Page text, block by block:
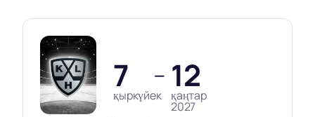
7
қыркүйек
— 12
қаңтар
2027